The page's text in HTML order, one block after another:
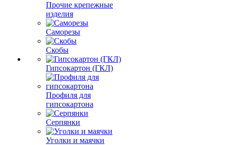
Прочие крепежные
изделия
Саморезы
Скобы
Гипсокартон (ГКЛ)
Профиля для
гипсокартона
Серпянки
Уголки и маячки